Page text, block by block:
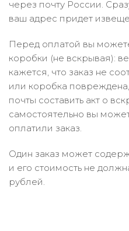
через почту России.
ваш адрес придет
Перед оплатой вы
коробки (не вскрывая):
кажется, что заказ не
или коробка
почты составить акт о
самостоятельно вы
оплатили заказ.
Один заказ может
и его стоимость не
рублей.